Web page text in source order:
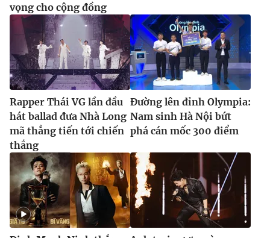
vọng cho cộng đồng
Rapper Thái VG lần đầu
hát ballad đưa Nhà Long
mã thẳng tiến tới chiến
thắng
Đường lên đỉnh Olympia:
Nam sinh Hà Nội bứt
phá cán mốc 300 điểm